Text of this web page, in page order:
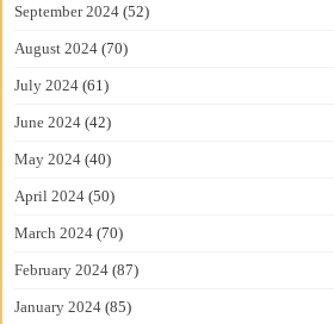
September 2024 (52)
August 2024 (70)
July 2024 (61)
June 2024 (42)
May 2024 (40)
April 2024 (50)
March 2024 (70)
February 2024 (87)
January 2024 (85)